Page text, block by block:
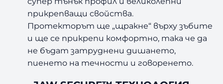
прикрепващи свойства.
Протекторът ще „щракне“ върху зъбите
и ще се прикрепи комфортно, така че да
не бъдат затруднени дишането,
пиенето на течности и говоренето.